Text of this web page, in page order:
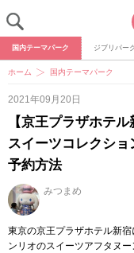
国内テーマパーク ジブリパー
ホーム 国内テーマパーク
2021年09月20日
【京王プラザホテ
スイーツコレクショ
予約方法
みつまめ
東京の京王プラザホテル新
ンリオのスイーツアフタヌ